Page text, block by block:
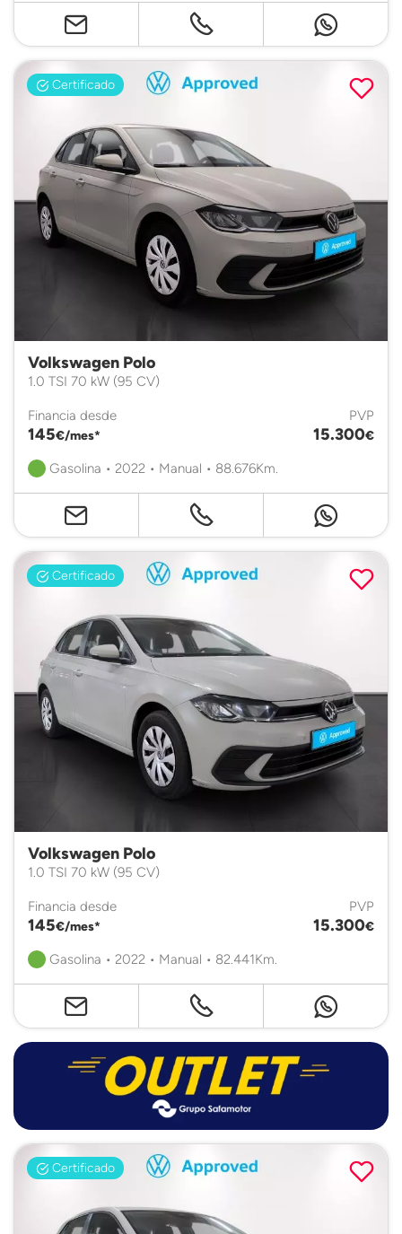
Certificado
Volkswagen Polo
1.0 TSI 70 kW (95 CV)
Financia desde
145€/mes*
PVP
15.300€
Gasolina • 2022 • Manual • 88.676Km.
Certificado
Volkswagen Polo
1.0 TSI 70 kW (95 CV)
Financia desde
145€/mes*
PVP
15.300€
Gasolina • 2022 • Manual • 82.441Km.
Certificado